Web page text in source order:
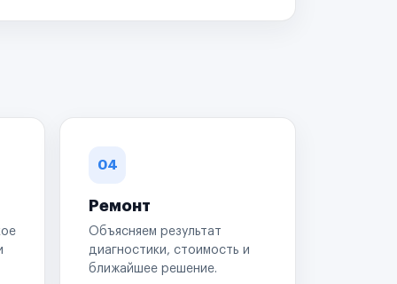
04
Ремонт
Объясняем результат
диагностики, стоимость и
ближайшее решение.